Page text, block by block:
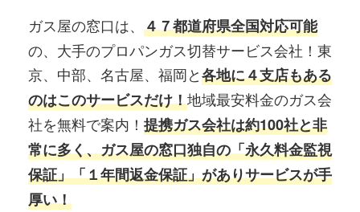
ガス屋の窓口は、 ４７都道府県全国対応可能
の、大手のプロパンガス切替サービス会社！東
京、中部、名古屋、福岡と各地に４支店もある
のはこのサービスだけ！地域最安料金のガス会
社を無料で案内！ 提携ガス会社は約100社と非
常に多く、ガス屋の窓口独自の「永久料金監視
保証」「１年間返金保証」がありサービスが手
厚い！